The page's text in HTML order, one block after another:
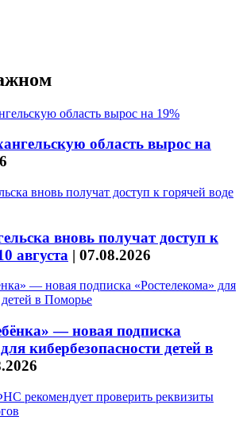
область вырос на
вновь получат доступ к
августа | 07.08.2026
— новая подписка
кибербезопасности детей в